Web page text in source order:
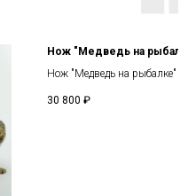
Нож "Медведь на
Нож "Медведь на рыбалке" рог
30 800 ₽